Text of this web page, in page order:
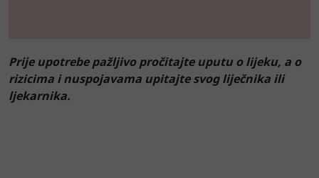
Prije upotrebe pažljivo pročitajte uputu o lijeku, a o
rizicima i nuspojavama upitajte svog liječnika ili
ljekarnika.